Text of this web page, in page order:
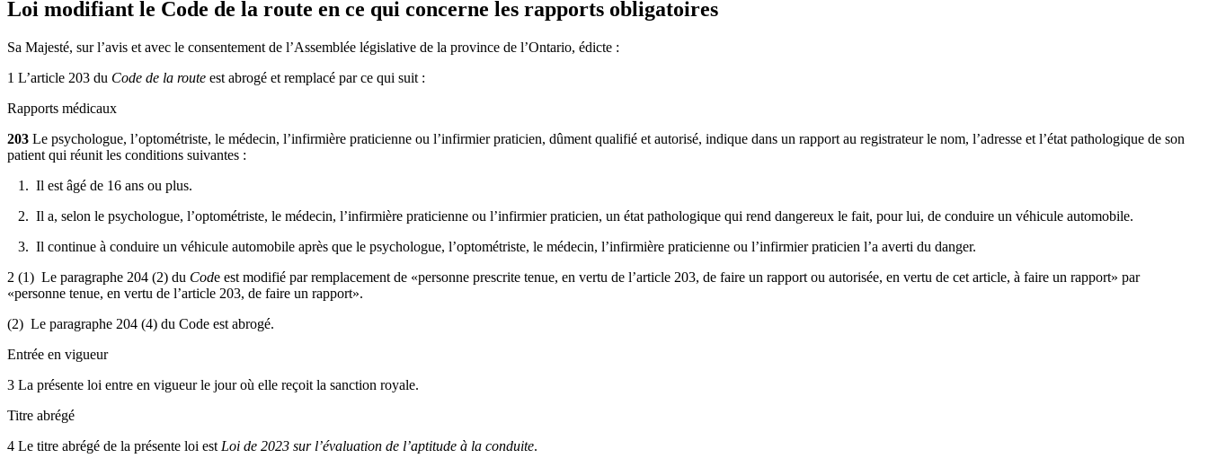
Loi modifiant le Code de la route en ce qui concerne les rapports obligatoires
Sa Majesté, sur l’avis et avec le consentement de l’Assemblée législative de la province de l’Ontario, édicte :
1 L’article 203 du Code de la route est abrogé et remplacé par ce qui suit :
Rapports médicaux
203 Le psychologue, l’optométriste, le médecin, l’infirmière praticienne ou l’infirmier praticien, dûment qualifié et autorisé, indique dans un rapport au registrateur le nom, l’adresse et l’état pathologique de son
patient qui réunit les conditions suivantes :
1. Il est âgé de 16 ans ou plus.
2. Il a, selon le psychologue, l’optométriste, le médecin, l’infirmière praticienne ou l’infirmier praticien, un état pathologique qui rend dangereux le fait, pour lui, de conduire un véhicule automobile.
3. Il continue à conduire un véhicule automobile après que le psychologue, l’optométriste, le médecin, l’infirmière praticienne ou l’infirmier praticien l’a averti du danger.
2 (1) Le paragraphe 204 (2) du Code est modifié par remplacement de «personne prescrite tenue, en vertu de l’article 203, de faire un rapport ou autorisée, en vertu de cet article, à faire un rapport» par
«personne tenue, en vertu de l’article 203, de faire un rapport».
(2) Le paragraphe 204 (4) du Code est abrogé.
Entrée en vigueur
3 La présente loi entre en vigueur le jour où elle reçoit la sanction royale.
Titre abrégé
4 Le titre abrégé de la présente loi est Loi de 2023 sur l’évaluation de l’aptitude à la conduite.